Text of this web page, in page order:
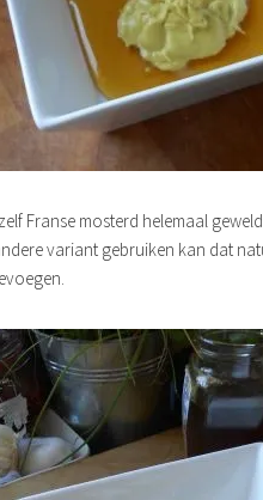
Franse mosterd helemaal
variant gebruiken kan dat